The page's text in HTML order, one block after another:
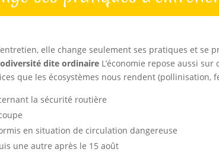
elle change seulement ses pratiques et
dite ordinaire L’économie repose aussi
que les écosystèmes nous rendent (pollinisation,
la sécurité routière
en situation de circulation dangereuse
une autre après le 15 août